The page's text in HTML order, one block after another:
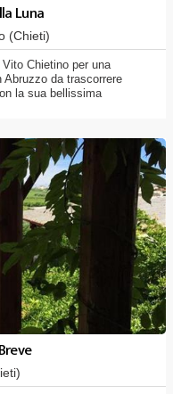
Luna
(Chieti)
Chietino per una
da trascorrere
la sua bellissima